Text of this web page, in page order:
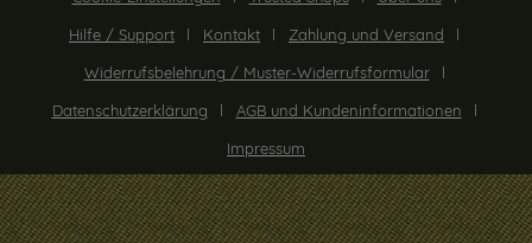
Hilfe / Support
Kontakt
Zahlung und Versand
Widerrufsbelehrung / Muster-Widerrufsformular
Datenschutzerklärung
AGB und Kundeninformationen
Impressum